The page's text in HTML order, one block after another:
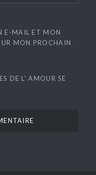
E-MAIL ET MON
MON PROCHAIN
DE L' AMOUR SE